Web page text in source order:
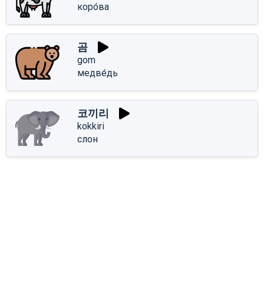
коро́ва
곰
gom
медве́дь
코끼리
kokkiri
слон